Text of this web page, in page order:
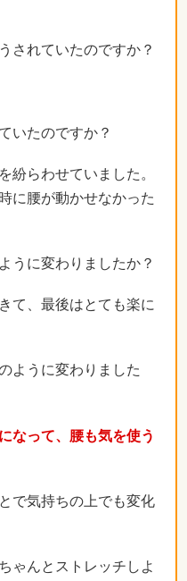
されていたのですか？
いたのですか？
紛らわせていました。
に腰が動かせなかった
うに変わりましたか？
て、最後はとても楽に
ように変わりました
なって、腰も気を使う
で気持ちの上でも変化
ゃんとストレッチしよ